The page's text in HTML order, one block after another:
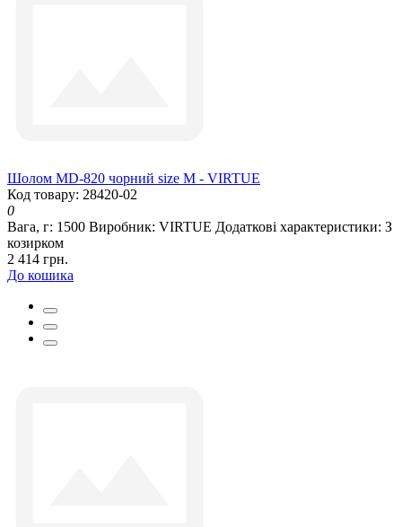
Шолом MD-820 чорний size M - VIRTUE
Код товару: 28420-02
0
Вага, г: 1500 Виробник: VIRTUE Додаткові характеристики: З
козирком
2 414 грн.
До кошика